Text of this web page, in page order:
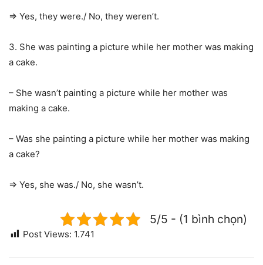
=> Yes, they were./ No, they weren’t.
3. She was painting a picture while her mother was making
a cake.
– She wasn’t painting a picture while her mother was
making a cake.
– Was she painting a picture while her mother was making
a cake?
=> Yes, she was./ No, she wasn’t.
5/5 - (1 bình chọn)
Post Views: 1.741